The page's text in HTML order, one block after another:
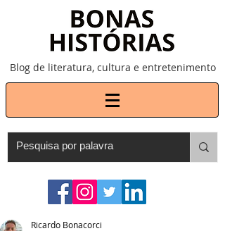
Blog de literatura, cultura e entretenimento
Ricardo Bonacorci